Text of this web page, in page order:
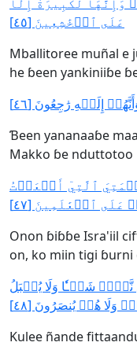
عَلَى ٱلۡخَٰشِعِينَ [٤٥]
Mballitoree muñal e
he ɓeen yankiniiɓe
إِلَيۡهِ رَٰجِعُونَ [٤٦]
Ɓeen yananaaɓe
Makko ɓe nduttotoo
ٱلَّتِيٓ أَنۡعَمۡتُ
ٱلۡعَٰلَمِينَ [٤٧]
Onon ɓiɓɓe Isra'iil
on, ko miin tigi ɓurni
نَّفۡسٖ شَيۡـٔٗا وَلَا يُقۡبَلُ
هُمۡ يُنصَرُونَ [٤٨]
Kulee ñande